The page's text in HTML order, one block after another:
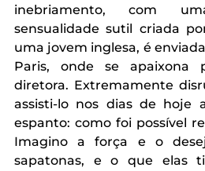
inebriamento, com
sensualidade sutil criada
uma jovem inglesa, é
Paris, onde se apaixona
diretora. Extremamente
assisti-lo nos dias de hoje
espanto: como foi possível
Imagino a força e o
sapatonas, e o que elas